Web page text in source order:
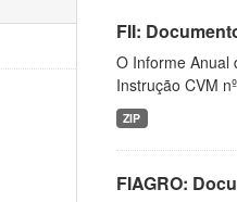
FII:
O Informe Anual
Instrução CVM
ZIP
FIAGRO: